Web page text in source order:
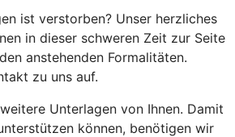
ist verstorben? Unser herzliches
in dieser schweren Zeit zur Seite
anstehenden Formalitäten.
zu uns auf.
Unterlagen von Ihnen. Damit
können, benötigen wir